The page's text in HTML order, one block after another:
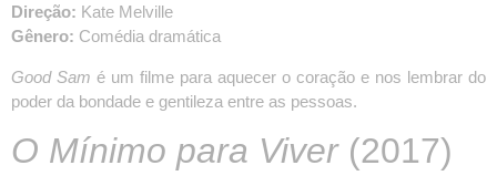
Direção: Kate Melville
Gênero: Comédia dramática
Good Sam é um filme para aquecer o coração e nos lembrar do
poder da bondade e gentileza entre as pessoas.
O Mínimo para Viver(2017)